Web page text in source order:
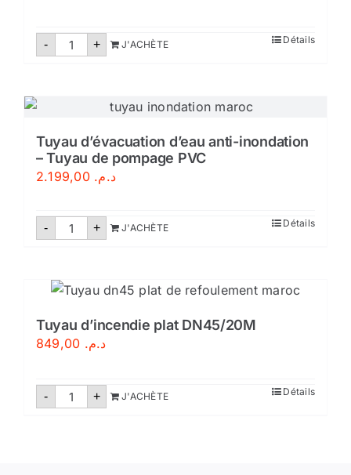
- quantité
+ J'ACHÈTE Détails
Tuyau d’évacuation d’eau anti-inondation
– Tuyau de pompage PVC
د.م. 2.199,00
- quantité
anti-
inondation
Tuyau
de
pompage
+ J'ACHÈTE Détails
Tuyau d’incendie plat DN45/20M
د.م.
- quantité
+ J'ACHÈTE Détails